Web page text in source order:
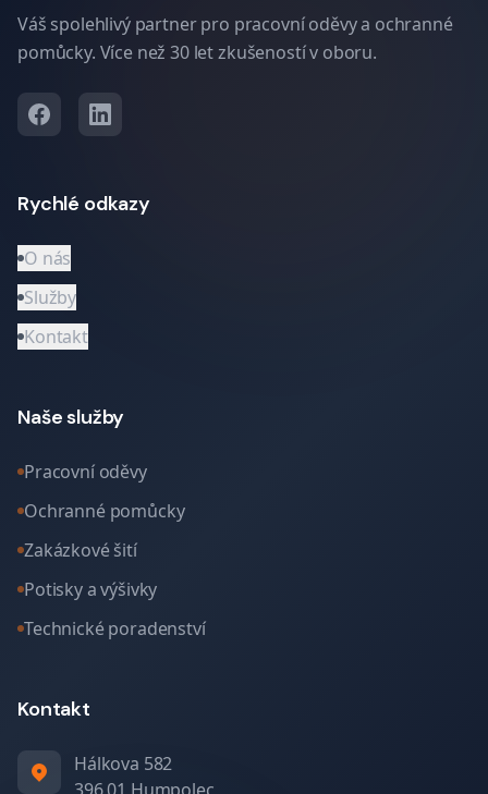
Váš spolehlivý partner pro pracovní oděvy a ochranné
pomůcky. Více než 30 let zkušeností v oboru.
Rychlé odkazy
O nás
Služby
Kontakt
Naše služby
Pracovní oděvy
Ochranné pomůcky
Zakázkové šití
Potisky a výšivky
Technické poradenství
Kontakt
Hálkova 582